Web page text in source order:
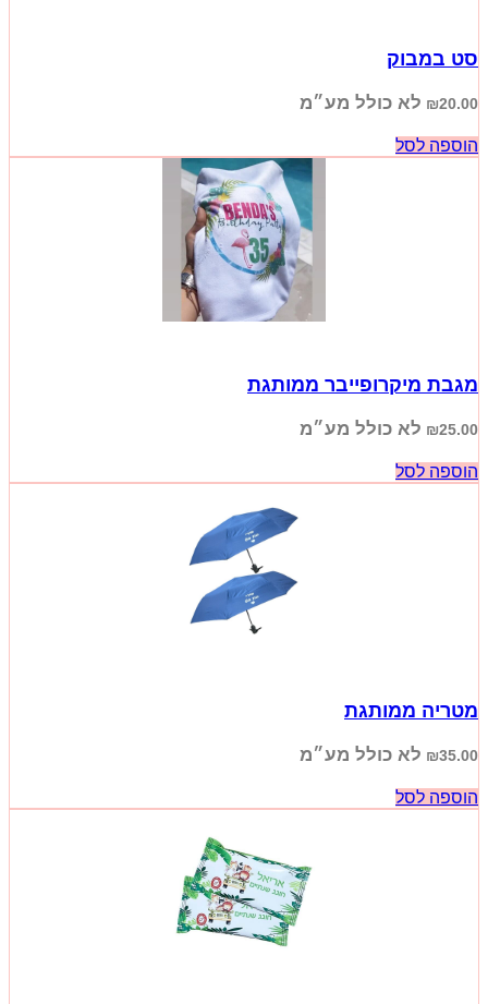
סט במבוק
₪20.00 לא כולל מע״מ
הוספה לסל
מגבת מיקרופייבר ממותגת
₪25.00 לא כולל מע״מ
הוספה לסל
מטריה ממותגת
₪35.00 לא כולל מע״מ
הוספה לסל